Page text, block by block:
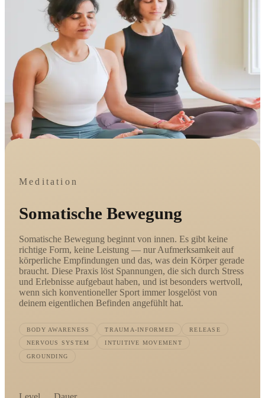
Meditation
Somatische Bewegung
Somatische Bewegung beginnt von innen. Es gibt keine
richtige Form, keine Leistung — nur Aufmerksamkeit auf
körperliche Empfindungen und das, was dein Körper gerade
braucht. Diese Praxis löst Spannungen, die sich durch Stress
und Erlebnisse aufgebaut haben, und ist besonders wertvoll,
wenn sich konventioneller Sport immer losgelöst von
deinem eigentlichen Befinden angefühlt hat.
BODY AWARENESS TRAUMA-INFORMED RELEASE
NERVOUS SYSTEM INTUITIVE MOVEMENT
GROUNDING